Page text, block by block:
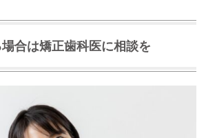
合は矯正歯科医に相談を